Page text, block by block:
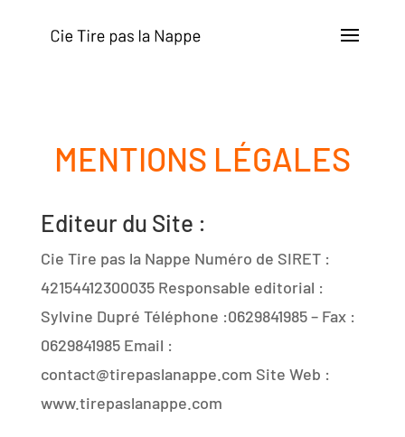
MENTIONS LÉGALES
Editeur du Site :
Cie Tire pas la Nappe Numéro de SIRET :
42154412300035 Responsable editorial :
Sylvine Dupré Téléphone :0629841985 – Fax :
0629841985 Email :
contact@tirepaslanappe.com Site Web :
www.tirepaslanappe.com